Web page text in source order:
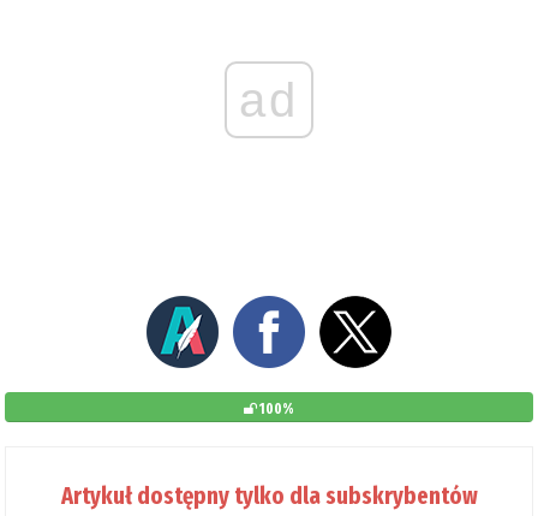
ad
100%
Artykuł dostępny tylko dla subskrybentów